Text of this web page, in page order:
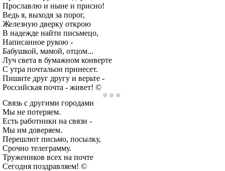
Прославлю и ныне и присно!
Ведь я, выходя за порог,
Железную дверку открою
В надежде найти письмецо,
Написанное рукою -
Бабушкой, мамой, отцом...
Луч света в бумажном конверте
С утра почтальон принесет.
Пишите друг другу и верьте -
Российская почта - живет! ©
Связь с другими городами
Мы не потеряем.
Есть работники на связи -
Мы им доверяем.
Перешлют письмо, посылку,
Срочно телеграмму.
Тружеников всех на почте
Сегодня поздравляем! ©